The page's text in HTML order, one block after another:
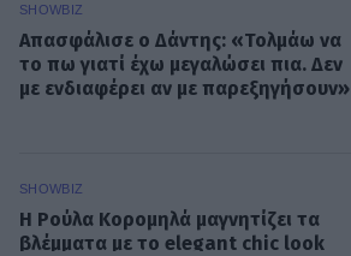
SHOWBIZ
Απασφάλισε ο Δάντης: «Τολμάω να
το πω γιατί έχω μεγαλώσει πια. Δεν
με ενδιαφέρει αν με παρεξηγήσουν»
SHOWBIZ
Η Ρούλα Κορομηλά μαγνητίζει τα
βλέμματα με το elegant chic look